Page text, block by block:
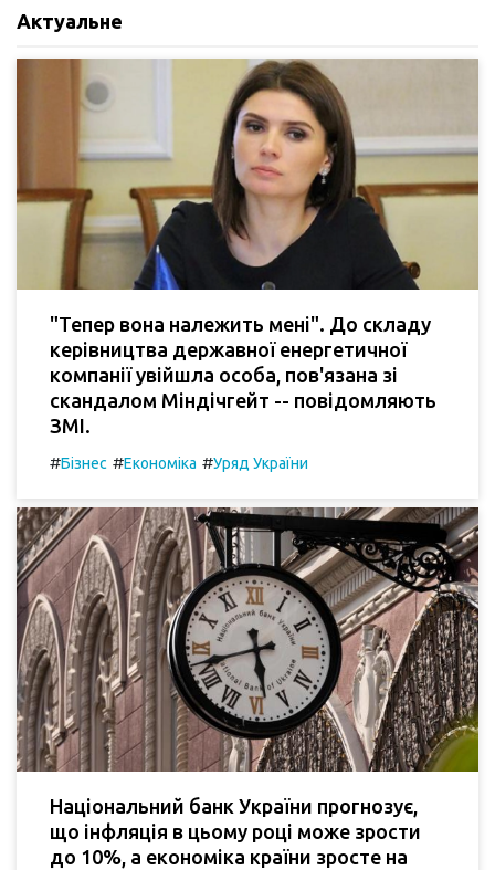
Актуальне
"Тепер вона належить мені". До складу
керівництва державної енергетичної
компанії увійшла особа, пов'язана зі
скандалом Міндічгейт -- повідомляють
ЗМІ.
#Бізнес #Економіка #Уряд України
Національний банк України прогнозує,
що інфляція в цьому році може зрости
до 10%, а економіка країни зросте на